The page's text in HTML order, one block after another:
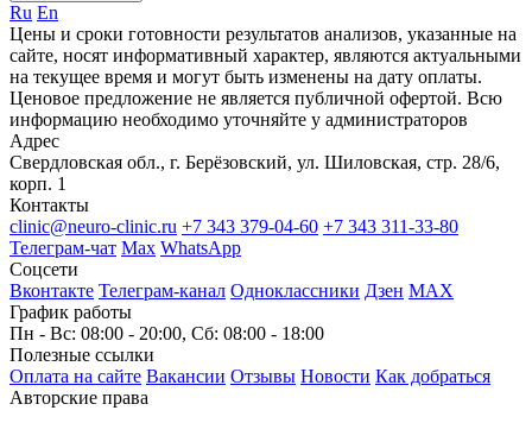
Ru En
Цены и сроки готовности результатов анализов, указанные на
сайте, носят информативный характер, являются актуальными
на текущее время и могут быть изменены на дату оплаты.
Ценовое предложение не является публичной офертой. Всю
информацию необходимо уточняйте у администраторов
Адрес
Свердловская обл., г. Берёзовский, ул. Шиловская, стр. 28/6,
корп. 1
Контакты
clinic@neuro-clinic.ru +7 343 379-04-60 +7 343 311-33-80
Телеграм-чат Max WhatsApp
Соцсети
Вконтакте Телеграм-канал Одноклассники Дзен МАХ
График работы
Пн - Вс: 08:00 - 20:00, Сб: 08:00 - 18:00
Полезные ссылки
Оплата на сайте Вакансии Отзывы Новости Как добраться
Авторские права